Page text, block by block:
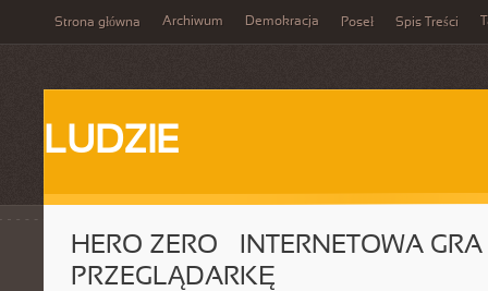
Strona główna Archiwum Demokracja Poseł Spis Treści
LUDZIE
HERO ZERO – INTERNETOWA
PRZEGLĄDARKĘ